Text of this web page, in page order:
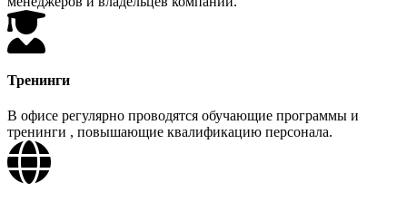
Тренинги
В офисе регулярно проводятся обучающие программы и
тренинги , повышающие квалификацию персонала.